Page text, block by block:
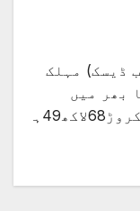
ڈیسک) مہلک
بھر میں
ہلاکتیں4035354ہوگئیں،کیسز18کروڑ68لاکھ49ہ